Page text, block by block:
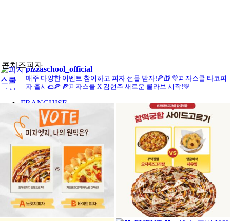
FRANCHISE
콘치즈피자pizzaschool_official
매주 다양한 이벤트 참여하고 피자 선물 받자!🍕🎁 💛피자스쿨 타코피
자 출시🌮🍕 🍕피자스쿨 X 김현주 새로운 콜라보 시작!💛